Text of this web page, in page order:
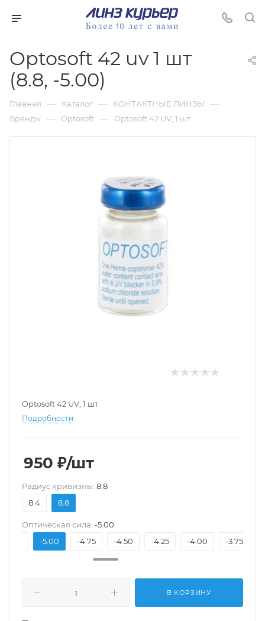
Optosoft 42 uv 1 шт
(8.8, -5.00)
Главная — Каталог — КОНТАКТНЫЕ ЛИНЗЫ —
Бренды — Optosoft — Optosoft 42 UV, 1 шт
Optosoft 42 UV, 1 шт
Подробности
950 ₽/шт
Pадиус кривизны: 8.8
8.4
8.8
Оптическая сила: -5.00
-5.00 -4.75 -4.50 -4.25 -4.00 -3.75
В КОРЗИНУ